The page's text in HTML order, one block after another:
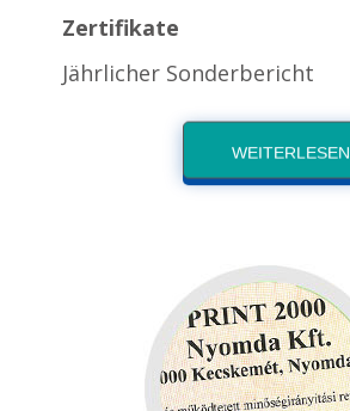
Zertifikate
Jährlicher Sonderbericht
WEITERLESEN